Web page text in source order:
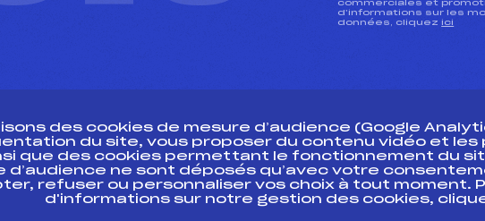
commerciales et
d’informations sur les
données, cliquez ici
Ressources
Pass’Neige
Projet sportif fédéral
Pôle vie de
des cookies de mesure d’audience (Google
du site, vous proposer du contenu vidéo et
que des cookies permettant le fonctionnement du
d’audience ne sont déposés qu’avec votre
refuser ou personnaliser vos choix à tout moment.
d'informations sur notre gestion des cookies,